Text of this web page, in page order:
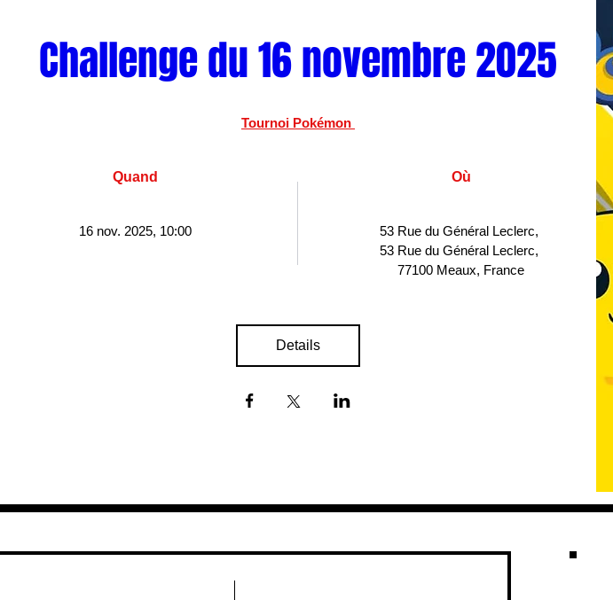
Challenge du 16 novembre 2025
Tournoi Pokémon
Quand
16 nov. 2025, 10:00
Où
53 Rue du Général Leclerc,
53 Rue du Général Leclerc,
77100 Meaux, France
Details